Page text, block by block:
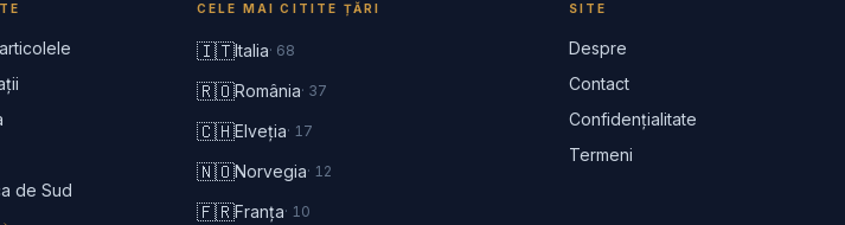
de Sud
CELE MAI CITITE ȚĂRI
🇮🇹Italia· 68
🇷🇴România· 37
🇨🇭Elveția· 17
🇳🇴Norvegia· 12
🇫🇷Franța· 10
SITE
Despre
Contact
Confidențialitate
Termeni